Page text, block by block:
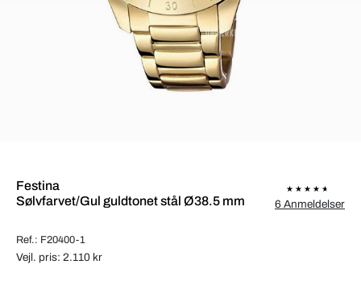
Festina
Sølvfarvet/Gul guldtonet stål Ø38.5 mm
Ref.: F20400-1
6 Anmeldelser
Vejl. pris: 2.110 kr